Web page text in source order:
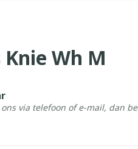
Wh M
via telefoon of e-mail, dan